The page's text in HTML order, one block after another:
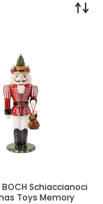
BOCH Schiaccianoci
Toys Memory